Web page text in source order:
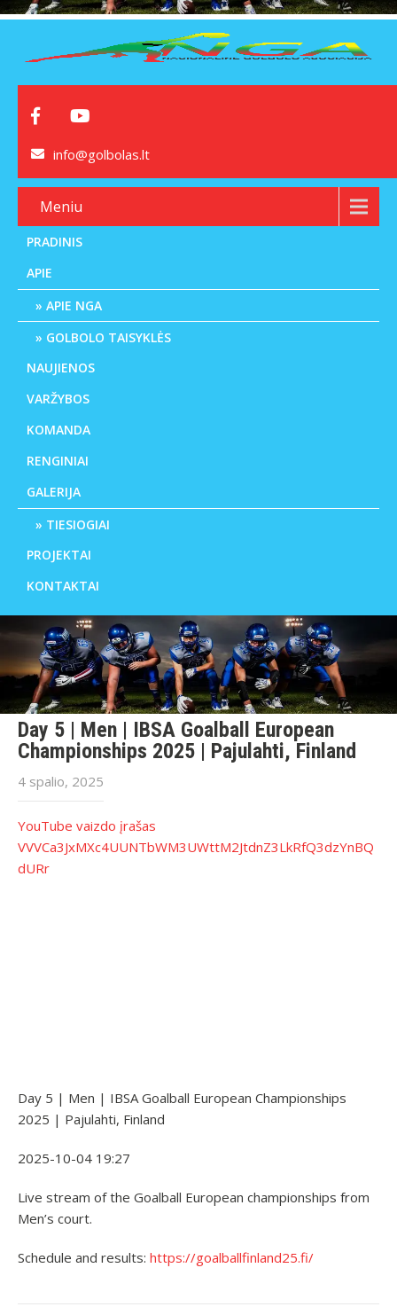
info@golbolas.lt
Meniu
PRADINIS
APIE
APIE NGA
GOLBOLO TAISYKLĖS
NAUJIENOS
VARŽYBOS
KOMANDA
RENGINIAI
GALERIJA
TIESIOGIAI
PROJEKTAI
KONTAKTAI
Day 5 | Men | IBSA Goalball European
Championships 2025 | Pajulahti, Finland
4 spalio, 2025
YouTube vaizdo įrašas
VVVCa3JxMXc4UUNTbWM3UWttM2JtdnZ3LkRfQ3dzYnBQ
dURr
Day 5 | Men | IBSA Goalball European Championships
2025 | Pajulahti, Finland
2025-10-04 19:27
Live stream of the Goalball European championships from
Men’s court.
Schedule and results: https://goalballfinland25.fi/